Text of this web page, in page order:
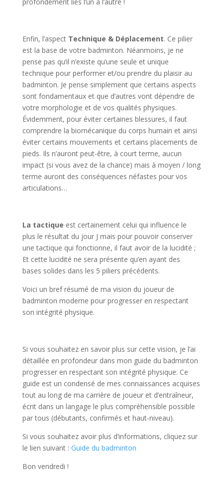
Enfin, l’aspect Technique & Déplacement. Ce pilier
est la base de votre badminton. Néanmoins, je ne
pense pas qu’il n’existe qu’une seule et unique
technique pour performer et/ou prendre du plaisir au
badminton. Je pense simplement que certains aspects
sont fondamentaux et que d’autres vont dépendre de
votre morphologie et de vos qualités physiques.
Évidemment, pour éviter certaines blessures, il faut
comprendre la biomécanique du corps humain et ainsi
éviter certains mouvements et certains placements de
pieds. Ils n’auront peut-être, à court terme, aucun
impact (si vous avez de la chance) mais à moyen / long
terme auront des conséquences néfastes pour vos
articulations…
La tactique est certainement celui qui influence le
plus le résultat du jour J mais pour pouvoir conserver
une tactique qui fonctionne, il faut avoir de la lucidité ;
Et cette lucidité ne sera présente qu’en ayant des
bases solides dans les 5 piliers précédents.
Voici un bref résumé de ma vision du joueur de
badminton moderne pour progresser en respectant
son intégrité physique.
Si vous souhaitez en savoir plus sur cette vision, je l’ai
détaillée en profondeur dans mon guide du badminton
progresser en respectant son intégrité physique. Ce
guide est un condensé de mes connaissances acquises
tout au long de ma carrière de joueur et d’entraîneur,
écrit dans un langage le plus compréhensible possible
par tous (débutants, confirmés et haut-niveau).
Si vous souhaitez avoir plus d’informations, cliquez sur
le lien suivant : Guide du badminton
Bon vendredi !